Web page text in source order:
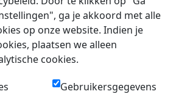
ga je akkoord met alle
op onze website. Indien je
plaatsen we alleen
cookies.
Gebruikersgegevens